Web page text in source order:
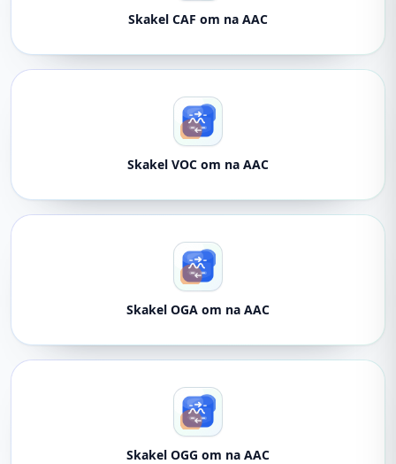
Skakel CAF om na AAC
Skakel VOC om na AAC
Skakel OGA om na AAC
Skakel OGG om na AAC